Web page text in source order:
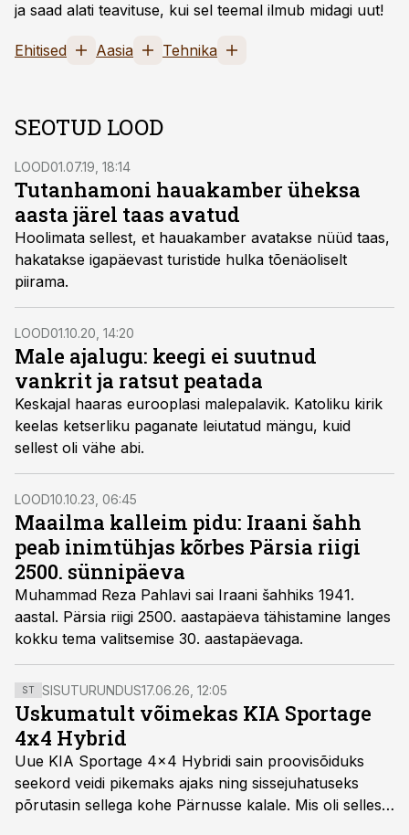
ja saad alati teavituse, kui sel teemal ilmub midagi uut!
Ehitised Aasia Tehnika
SEOTUD LOOD
LOOD01.07.19, 18:14
Tutanhamoni hauakamber üheksa
aasta järel taas avatud
Hoolimata sellest, et hauakamber avatakse nüüd taas,
hakatakse igapäevast turistide hulka tõenäoliselt
piirama.
LOOD01.10.20, 14:20
Male ajalugu: keegi ei suutnud
vankrit ja ratsut peatada
Keskajal haaras eurooplasi malepalavik. Katoliku kirik
keelas ketserliku paganate leiutatud mängu, kuid
sellest oli vähe abi.
LOOD10.10.23, 06:45
Maailma kalleim pidu: Iraani šahh
peab inimtühjas kõrbes Pärsia riigi
2500. sünnipäeva
Muhammad Reza Pahlavi sai Iraani šahhiks 1941.
aastal. Pärsia riigi 2500. aastapäeva tähistamine langes
kokku tema valitsemise 30. aastapäevaga.
ST SISUTURUNDUS17.06.26, 12:05
Uskumatult võimekas KIA Sportage
4x4 Hybrid
Uue KIA Sportage 4x4 Hybridi sain proovisõiduks
seekord veidi pikemaks ajaks ning sissejuhatuseks
põrutasin sellega kohe Pärnusse kalale. Mis oli selles